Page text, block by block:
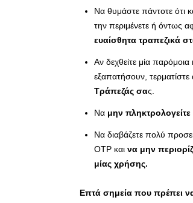
Να θυμάστε πάντοτε ότι
την περιμένετε ή όντως
ευαίσθητα τραπεζικά
Αν δεχθείτε μία
εξαπατήσουν,
Τράπεζάς σας.
Να μην
Να διαβάζετε πολύ
OTP και να μην
μίας χρήσης.
Επτά σημεία που πρέπει